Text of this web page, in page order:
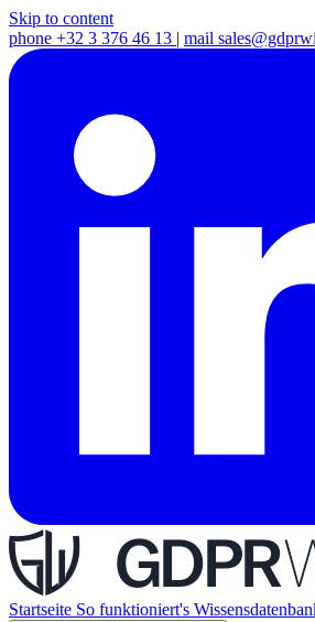
Skip to content
phone +32 3 376 46 13 | mail
Startseite So funktioniert's